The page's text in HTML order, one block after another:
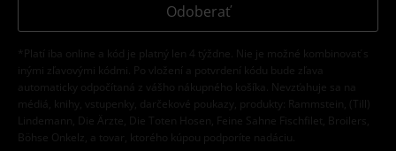
Odoberať
*Platí iba online a kód je platný len 4 týždne. Nie je možné kombinovať s
inými zľavovými kódmi. Po vložení a potvrdení kódu bude zľava
automaticky odpočítaná z vášho nákupného košíka. Nevzťahuje sa na
médiá, knihy, vstupenky, darčekové poukazy, produkty: Rammstein, (Till)
Lindemann, Die Ärzte, Die Toten Hosen, Feine Sahne Fischfilet, Broilers,
Böhse Onkelz, a tovar, ktorého kúpou podporíte nadáciu.